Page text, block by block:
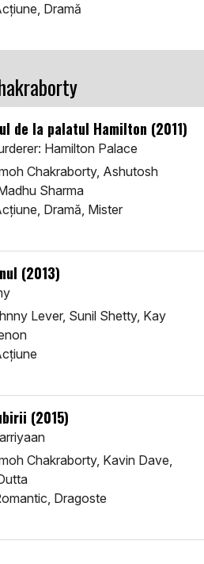
Dramă
de la palatul Hamilton (2011)
Hamilton Palace
Chakraborty, Ashutosh
Sharma
Dramă, Mister
(2013)
Lever, Sunil Shetty, Kay
(2015)
Chakraborty, Kavin Dave,
Dragoste